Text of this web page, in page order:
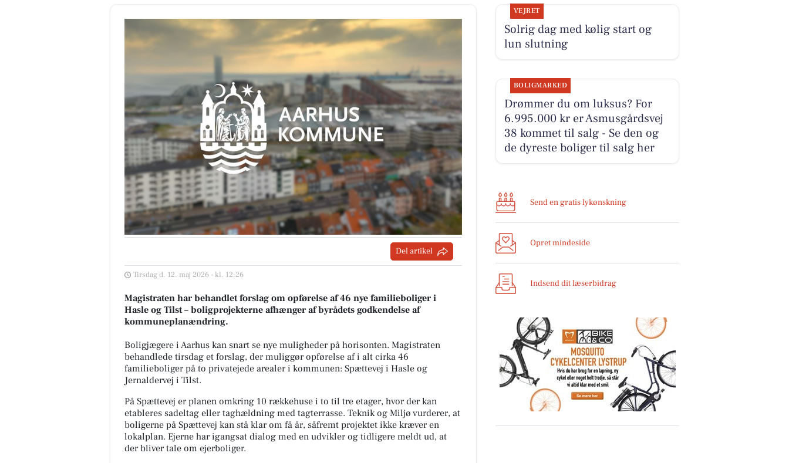
Del artikel
Tirsdag d. 12. maj 2026 - kl. 12:26
Magistraten har behandlet forslag om opførelse af 46 nye familieboliger i
Hasle og Tilst – boligprojekterne afhænger af byrådets godkendelse af
kommuneplanændring.
Boligjægere i Aarhus kan snart se nye muligheder på horisonten. Magistraten
behandlede tirsdag et forslag, der muliggør opførelse af i alt cirka 46
familieboliger på to privatejede arealer i kommunen: Spættevej i Hasle og
Jernaldervej i Tilst.
På Spættevej er planen omkring 10 rækkehuse i to til tre etager, hvor der kan
etableres sadeltag eller taghældning med tagterrasse. Teknik og Miljø vurderer, at
boligerne på Spættevej kan stå klar om få år, såfremt projektet ikke kræver en
lokalplan. Ejerne har igangsat dialog med en udvikler og tidligere meldt ud, at
der bliver tale om ejerboliger.
VEJRET
Solrig dag med kølig start og
lun slutning
BOLIGMARKED
Drømmer du om luksus? For
6.995.000 kr er Asmusgårdsvej
38 kommet til salg - Se den og
de dyreste boliger til salg her
Send en gratis lykønskning
Opret mindeside
Indsend dit læserbidrag